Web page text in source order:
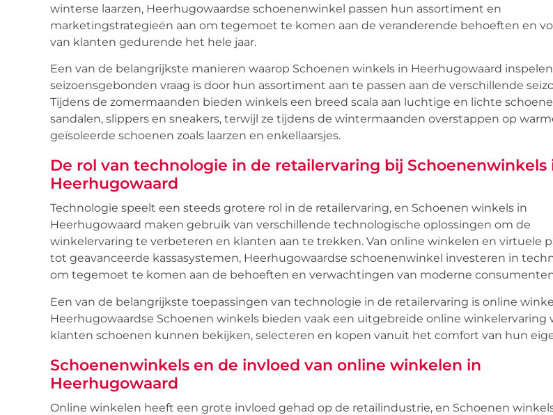
winterse laarzen, Heerhugowaardse schoenenwinkel passen hun assortiment en
marketingstrategieën aan om tegemoet te komen aan de veranderende behoeften en
van klanten gedurende het hele jaar.
Een van de belangrijkste manieren waarop Schoenen winkels in Heerhugowaard
seizoensgebonden vraag is door hun assortiment aan te passen aan de verschillende
Tijdens de zomermaanden bieden winkels een breed scala aan luchtige en lichte
sandalen, slippers en sneakers, terwijl ze tijdens de wintermaanden overstappen op
geïsoleerde schoenen zoals laarzen en enkellaarsjes.
De rol van technologie in de retailervaring bij Schoenenwinkels
Heerhugowaard
Technologie speelt een steeds grotere rol in de retailervaring, en Schoenen winkels in
Heerhugowaard maken gebruik van verschillende technologische oplossingen om de
winkelervaring te verbeteren en klanten aan te trekken. Van online winkelen en virtuele
tot geavanceerde kassasystemen, Heerhugowaardse schoenenwinkel investeren in
om tegemoet te komen aan de behoeften en verwachtingen van moderne
Een van de belangrijkste toepassingen van technologie in de retailervaring is online
Heerhugowaardse Schoenen winkels bieden vaak een uitgebreide online winkelervaring
klanten schoenen kunnen bekijken, selecteren en kopen vanuit het comfort van hun
Schoenenwinkels en de invloed van online winkelen in
Heerhugowaard
Online winkelen heeft een grote invloed gehad op de retailindustrie, en Schoenen